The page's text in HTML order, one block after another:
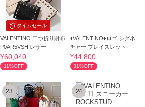
タイムセール
VALENTINO 二つ折り財布
P0AR5VSH レザー
¥60,040
11%OFF
♦VALENTINO♦ロゴ シグネ
チャー ブレイスレット
¥44,800
31%OFF
23 24